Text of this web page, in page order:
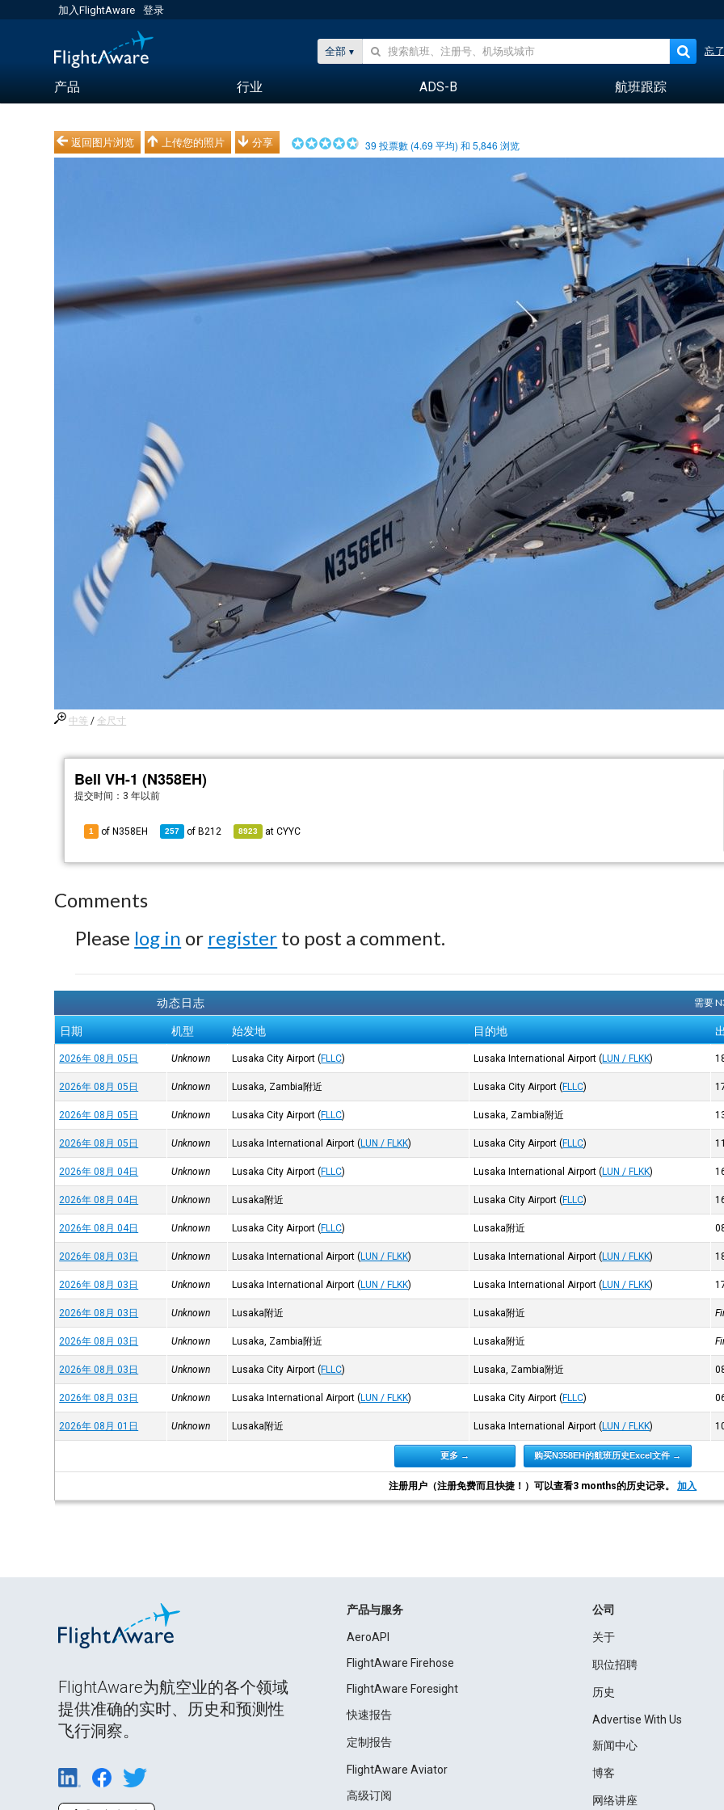
加入FlightAware 登录
全部 忘
产品 行业 ADS-B 航班跟踪
返回图片浏览 上传您的照片 分享 39 投票數 (4.69 平均) 和5,846 浏览
中等 / 全尺寸
Bell VH-1 (N358EH)
提交时间： 3 年以前
1 of N358EH 257 of B212 8923 atCYYC
Comments
Please log in or register to post a comment.
动态日志 需要
日期 机型 始发地 目的地
2026年 08月 05日 Unknown Lusaka City Airport (FLLC) Lusaka International Airport (LUN / FLKK)
2026年 08月 05日 Unknown Lusaka, Zambia附近 Lusaka City Airport (FLLC)
2026年 08月 05日 Unknown Lusaka City Airport (FLLC) Lusaka, Zambia附近
2026年 08月 05日 Unknown Lusaka International Airport (LUN / FLKK) Lusaka City Airport (FLLC)
2026年 08月 04日 Unknown Lusaka City Airport (FLLC) Lusaka International Airport (LUN / FLKK)
2026年 08月 04日 Unknown Lusaka附近 Lusaka City Airport (FLLC)
2026年 08月 04日 Unknown Lusaka City Airport (FLLC) Lusaka附近
2026年 08月 03日 Unknown Lusaka International Airport (LUN / FLKK) Lusaka International Airport (LUN / FLKK)
2026年 08月 03日 Unknown Lusaka International Airport (LUN / FLKK) Lusaka International Airport (LUN / FLKK)
2026年 08月 03日 Unknown Lusaka附近 Lusaka附近
2026年 08月 03日 Unknown Lusaka, Zambia附近 Lusaka附近
2026年 08月 03日 Unknown Lusaka City Airport (FLLC) Lusaka, Zambia附近
2026年 08月 03日 Unknown Lusaka International Airport (LUN / FLKK) Lusaka City Airport (FLLC)
2026年 08月 01日 Unknown Lusaka附近 Lusaka International Airport (LUN / FLKK)
更多 → 购买N358EH的航班历史Excel文件 →
注册用户（注册免费而且快捷！）可以查看3 months的历史记录。加入
FlightAware为航空业的各个领域
提供准确的实时、历史和预测性
飞行洞察。
产品与服务
AeroAPI
FlightAware Firehose
FlightAware Foresight
快速报告
定制报告
FlightAware Aviator
高级订阅
公司
关于
职位招聘
历史
Advertise With Us
新闻中心
博客
网络讲座